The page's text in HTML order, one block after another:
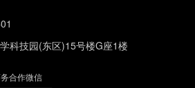
科技园(东区)15号楼G座1楼
合作微信